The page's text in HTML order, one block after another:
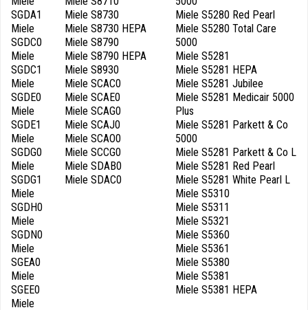
SGDA1
Miele
SGDC0
Miele
SGDC1
Miele
SGDE0
Miele
SGDE1
Miele
SGDG0
Miele
SGDG1
Miele
SGDH0
Miele
SGDN0
Miele
SGEA0
Miele
SGEE0
Miele
Miele S8730
Miele S8730 HEPA
Miele S8790
Miele S8790 HEPA
Miele S8930
Miele SCAC0
Miele SCAE0
Miele SCAG0
Miele SCAJ0
Miele SCAO0
Miele SCCG0
Miele SDAB0
Miele SDAC0
Miele S5280 Red Pearl
Miele S5280 Total Care
5000
Miele S5281
Miele S5281 HEPA
Miele S5281 Jubilee
Miele S5281 Medicair 5000
Plus
Miele S5281 Parkett & Co
5000
Miele S5281 Parkett & Co L
Miele S5281 Red Pearl
Miele S5281 White Pearl L
Miele S5310
Miele S5311
Miele S5321
Miele S5360
Miele S5361
Miele S5380
Miele S5381
Miele S5381 HEPA